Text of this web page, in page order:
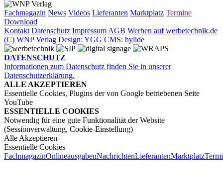
Fachmagazin News Videos Lieferanten Marktplatz Termine
Download
Kontakt Datenschutz Impressum AGB Werben auf werbetechnik.de
(C) WNP Verlag Design: YGG CMS: hylide
DATENSCHUTZ
Informationen zum Datenschutz finden Sie in unserer
Datenschutzerklärung.
ALLE AKZEPTIEREN
Essentielle Cookies, Plugins der von Google betriebenen Seite
YouTube
ESSENTIELLE COOKIES
Notwendig für eine gute Funktionalität der Website
(Sessionverwaltung, Cookie-Einstellung)
Alle Akzeptieren
Essentielle Cookies
FachmagazinOnlineausgabenNachrichtenLieferantenMarktplatz